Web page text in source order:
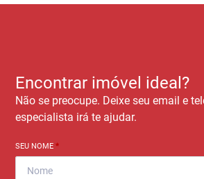
Encontrar imóvel ideal?
Não se preocupe. Deixe seu email e
especialista irá te ajudar.
SEU NOME*